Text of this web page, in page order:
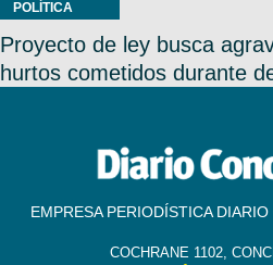
POLÍTICA
Proyecto de ley busca
hurtos cometidos durante
EMPRESA PERIODÍSTICA
COCHRANE 1102,